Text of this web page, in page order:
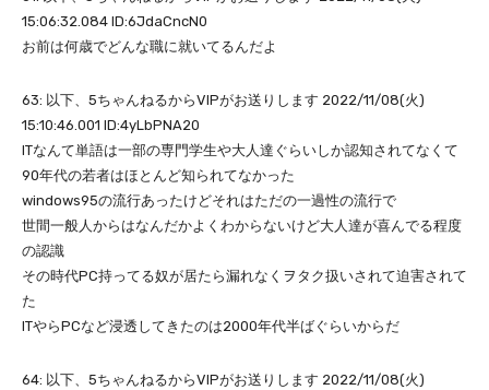
15:06:32.084 ID:6JdaCncN0
お前は何歳でどんな職に就いてるんだよ
63: 以下、5ちゃんねるからVIPがお送りします 2022/11/08(火)
15:10:46.001 ID:4yLbPNA20
ITなんて単語は一部の専門学生や大人達ぐらいしか認知されてなくて
90年代の若者はほとんど知られてなかった
windows95の流行あったけどそれはただの一過性の流行で
世間一般人からはなんだかよくわからないけど大人達が喜んでる程度
の認識
その時代PC持ってる奴が居たら漏れなくヲタク扱いされて迫害されて
た
ITやらPCなど浸透してきたのは2000年代半ばぐらいからだ
64: 以下、5ちゃんねるからVIPがお送りします 2022/11/08(火)